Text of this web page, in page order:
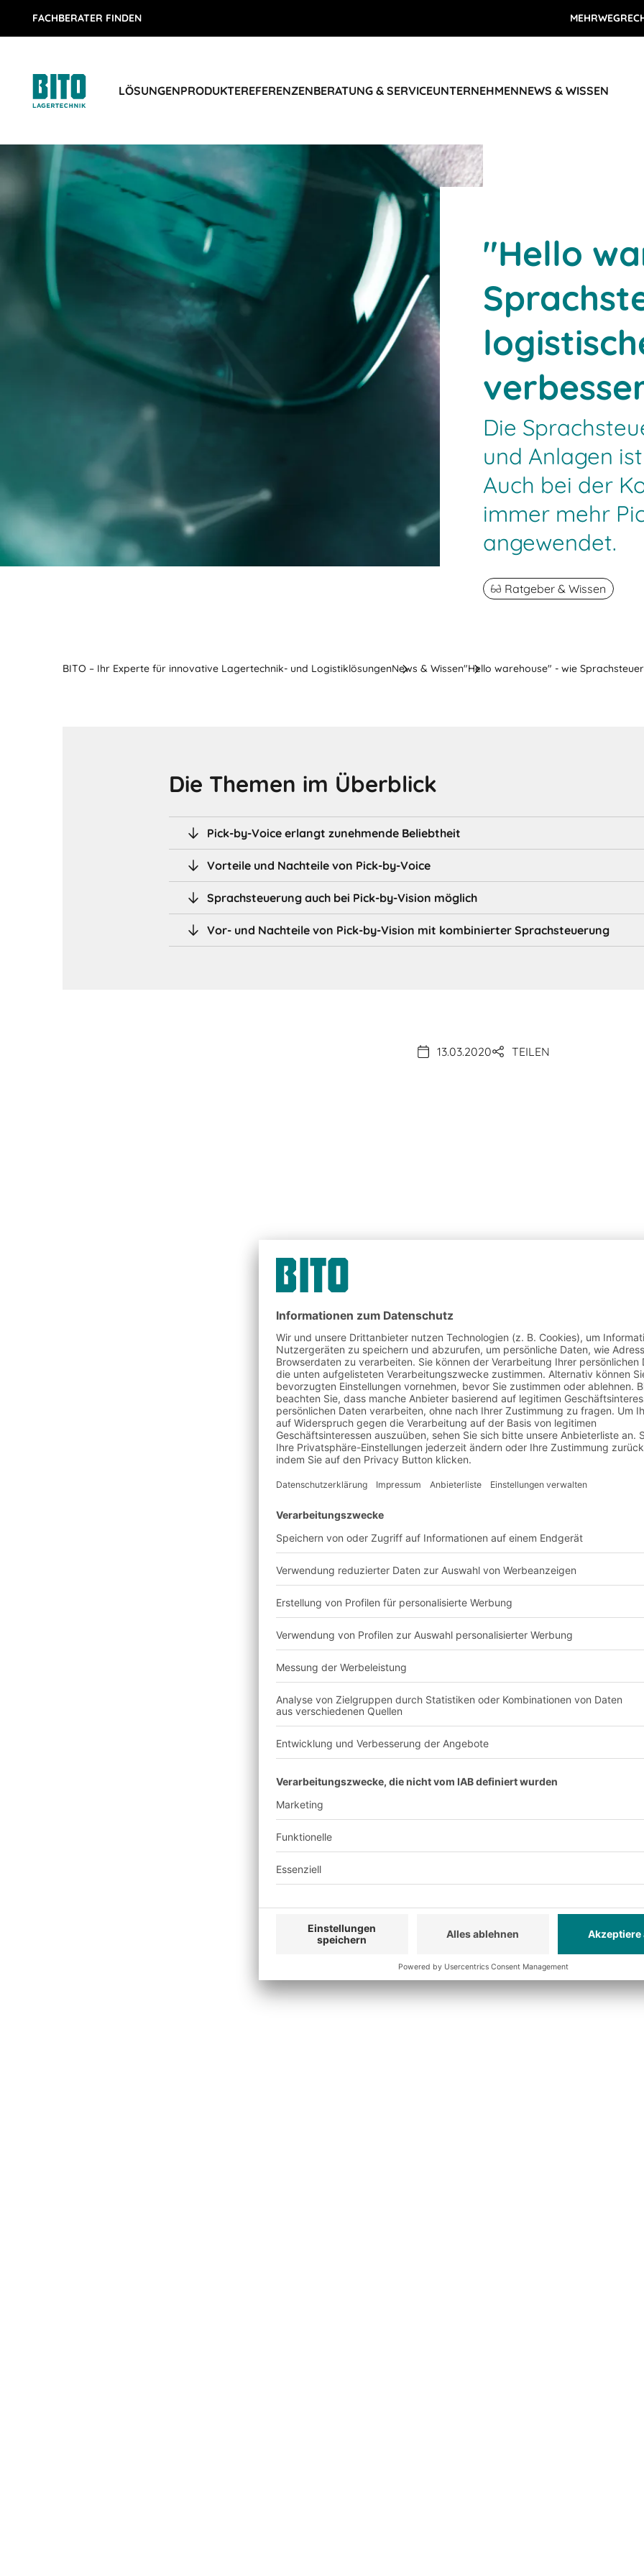
FACHBERATER FINDEN
LÖSUNGENPRODUKTEREFERENZENBERATUNG & SERVICEUNTERNEHMENNEWS & WISSEN
"Hello
Die
und Anlagen
Auch bei der
immer mehr
angewendet.
Ratgeber & Wissen
BITO – Ihr Experte für innovative Lagertechnik- und LogistiklösungenNews & Wissen"Hello warehouse" - wie
Die Themen im Überblick
Pick-by-Voice erlangt zunehmende Beliebtheit
Vorteile und Nachteile von Pick-by-Voice
Sprachsteuerung auch bei Pick-by-Vision möglich
Vor- und Nachteile von Pick-by-Vision mit kombinierter Sprachsteuerung
13.03.2020 TEILEN
Kommissionierverfahren